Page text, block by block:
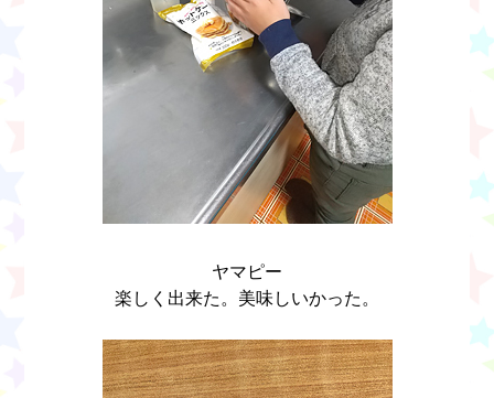
ヤマピー
楽しく出来た。美味しいかった。